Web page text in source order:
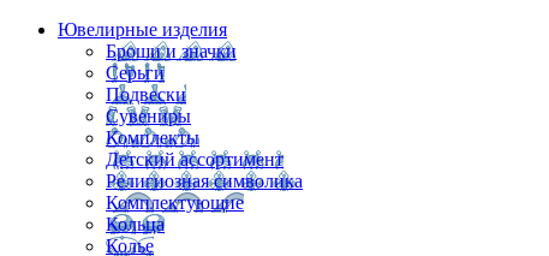
Ювелирные изделия
Броши и значки
Серьги
Подвески
Сувениры
Комплекты
Детский ассортимент
Религиозная символика
Комплектующие
Кольца
Колье